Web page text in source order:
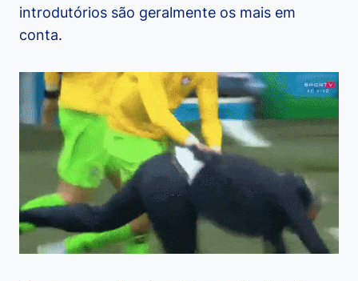
introdutórios são geralmente os mais em
conta.